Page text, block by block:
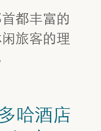
都丰富的
旅客的理
哈酒店